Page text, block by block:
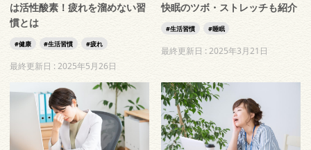
は活性酸素！疲れを溜めない習
慣とは
健康 生活習慣 疲れ
最終更新日 :2025年5月26日
快眠のツボ・ストレッチも紹介
生活習慣 睡眠
最終更新日 :2025年3月21日